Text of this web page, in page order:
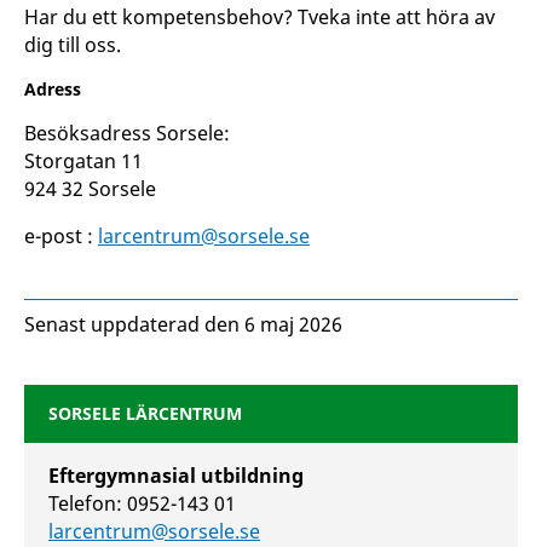
Har du ett kompetensbehov? Tveka inte att höra av
dig till oss.
Adress
Besöksadress Sorsele:
Storgatan 11
924 32 Sorsele
e-post : larcentrum@sorsele.se
Senast uppdaterad den 6 maj 2026
SORSELE LÄRCENTRUM
Eftergymnasial utbildning
Telefon: 0952-143 01
larcentrum@sorsele.se